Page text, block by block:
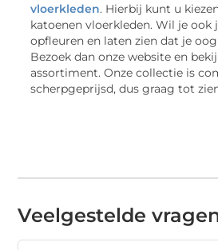
vloerkleden. Hierbij kunt u
katoenen vloerkleden. Wil je ook
opfleuren en laten zien dat je
Bezoek dan onze website en
assortiment. Onze collectie is
scherpgeprijsd, dus graag tot
Veelgestelde